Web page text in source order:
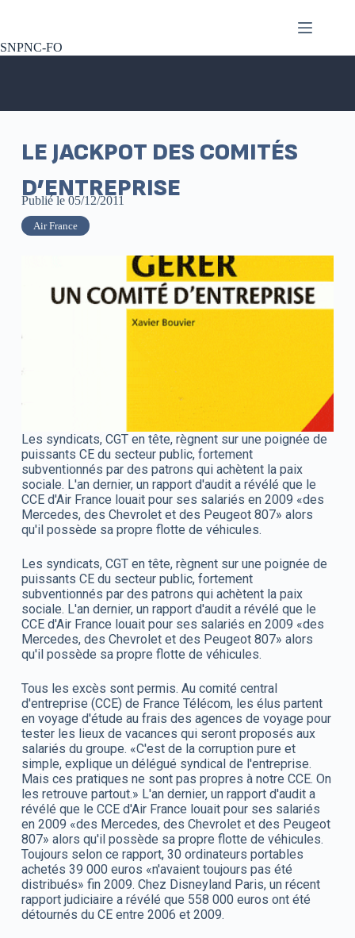
SNPNC-FO
LE JACKPOT DES COMITÉS
D’ENTREPRISE
Publié le 05/12/2011
Air France
Les syndicats, CGT en tête, règnent sur une poignée de
puissants CE du secteur public, fortement
subventionnés par des patrons qui achètent la paix
sociale. L'an dernier, un rapport d'audit a révélé que le
CCE d'Air France louait pour ses salariés en 2009 «des
Mercedes, des Chevrolet et des Peugeot 807» alors
qu'il possède sa propre flotte de véhicules.
Les syndicats, CGT en tête, règnent sur une poignée de
puissants CE du secteur public, fortement
subventionnés par des patrons qui achètent la paix
sociale. L'an dernier, un rapport d'audit a révélé que le
CCE d'Air France louait pour ses salariés en 2009 «des
Mercedes, des Chevrolet et des Peugeot 807» alors
qu'il possède sa propre flotte de véhicules.
Tous les excès sont permis. Au comité central
d'entreprise (CCE) de France Télécom, les élus partent
en voyage d'étude au frais des agences de voyage pour
tester les lieux de vacances qui seront proposés aux
salariés du groupe. «C'est de la corruption pure et
simple, explique un délégué syndical de l'entreprise.
Mais ces pratiques ne sont pas propres à notre CCE. On
les retrouve partout.» L'an dernier, un rapport d'audit a
révélé que le CCE d'Air France louait pour ses salariés
en 2009 «des Mercedes, des Chevrolet et des Peugeot
807» alors qu'il possède sa propre flotte de véhicules.
Toujours selon ce rapport, 30 ordinateurs portables
achetés 39 000 euros «n'avaient toujours pas été
distribués» fin 2009. Chez Disneyland Paris, un récent
rapport judiciaire a révélé que 558 000 euros ont été
détournés du CE entre 2006 et 2009.